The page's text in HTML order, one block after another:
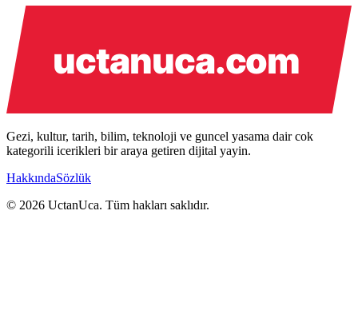
Gezi, kultur, tarih, bilim, teknoloji ve guncel yasama dair cok
kategorili icerikleri bir araya getiren dijital yayin.
HakkındaSözlük
© 2026 UctanUca. Tüm hakları saklıdır.